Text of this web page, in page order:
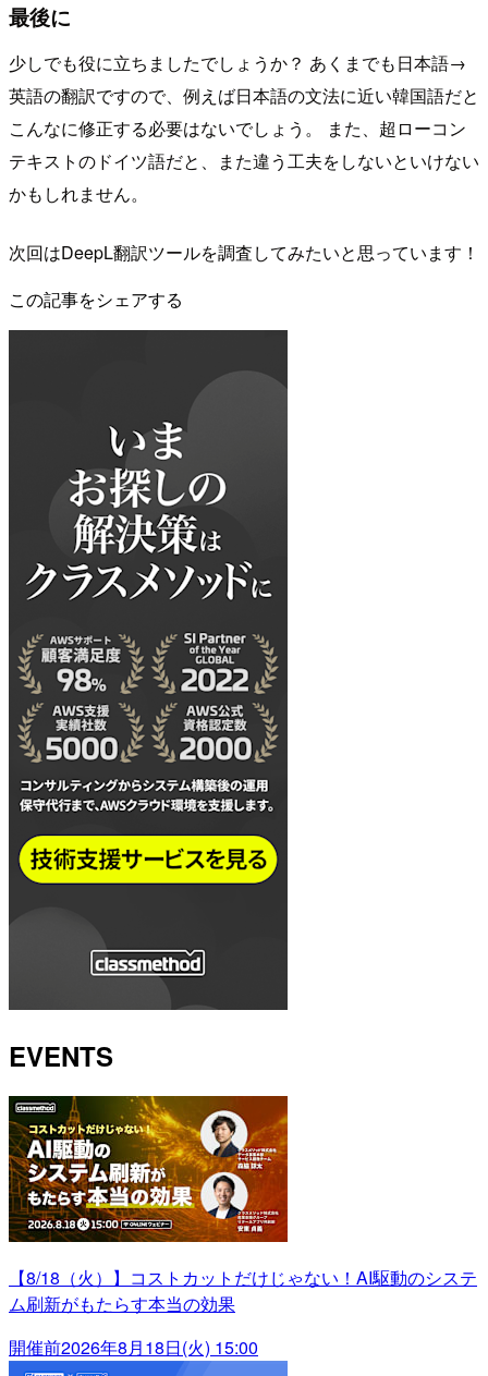
最後に
少しでも役に立ちましたでしょうか？ あくまでも日本語→
英語の翻訳ですので、例えば日本語の文法に近い韓国語だと
こんなに修正する必要はないでしょう。 また、超ローコン
テキストのドイツ語だと、また違う工夫をしないといけない
かもしれません。
次回はDeepL翻訳ツールを調査してみたいと思っています！
この記事をシェアする
EVENTS
【8/18（火）】コストカットだけじゃない！AI駆動のシステ
ム刷新がもたらす本当の効果
開催前2026年8月18日(火) 15:00